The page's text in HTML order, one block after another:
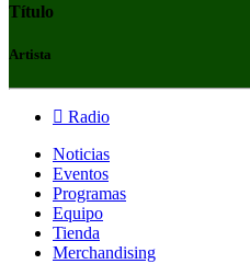
Título
Artista
Radio
Noticias
Eventos
Programas
Equipo
Tienda
Merchandising